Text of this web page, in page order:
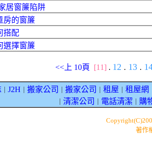
居窗簾陷阱
房的窗簾
搭配
選擇窗簾
<<上 10頁 [11] . 12 . 13 .
J2H 搬家公司 搬家公司 租屋 租屋網
清潔公司 電話清潔 購
著作